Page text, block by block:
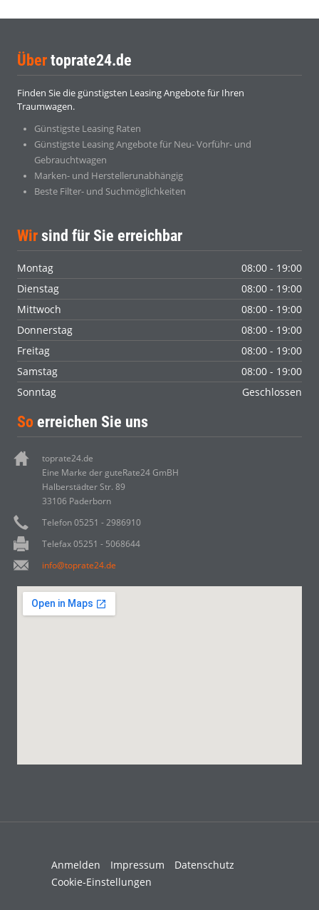
Über toprate24.de
Finden Sie die günstigsten Leasing Angebote für Ihren
Traumwagen.
Günstigste Leasing Raten
Günstigste Leasing Angebote für Neu- Vorführ- und
Gebrauchtwagen
Marken- und Herstellerunabhängig
Beste Filter- und Suchmöglichkeiten
Wir sind für Sie erreichbar
Montag
08:00 - 19:00
Dienstag
08:00 - 19:00
Mittwoch
08:00 - 19:00
Donnerstag
08:00 - 19:00
Freitag
08:00 - 19:00
Samstag
08:00 - 19:00
Sonntag
Geschlossen
So erreichen Sie uns
toprate24.de
Eine Marke der guteRate24 GmBH
Halberstädter Str. 89
33106 Paderborn
Telefon 05251 - 2986910
Telefax 05251 - 5068644
info@toprate24.de
Anmelden Impressum
Datenschutz
Cookie-Einstellungen